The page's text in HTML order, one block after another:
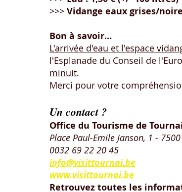
>>> Vidange eaux grises/
Bon à savoir…
L'arrivée d'eau et l'espace
l'Esplanade du Conseil de
minuit.
Merci pour votre
Un contact ?
Office du Tourisme de
Place Paul-Emile Janson, 1 -
0032 69 22 20 45
info@visittournai.be
www.visittournai.be
Retrouvez toutes les